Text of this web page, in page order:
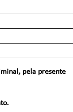
pela presente